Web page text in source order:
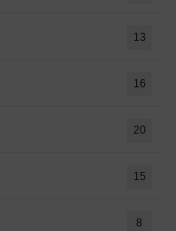
13
16
20
15
8